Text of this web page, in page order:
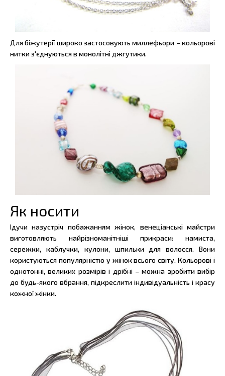
Для біжутерії широко застосовують миллефьори – кольорові
нитки з'єднуються в монолітні джгутики.
Як носити
Ідучи назустріч побажанням жінок, венеціанські майстри
виготовляють найрізноманітніші прикраси: намиста,
сережки, каблучки, кулони, шпильки для волосся. Вони
користуються популярністю у жінок всього світу. Кольорові і
однотонні, великих розмірів і дрібні – можна зробити вибір
до будь-якого вбрання, підкреслити індивідуальність і красу
кожної жінки.